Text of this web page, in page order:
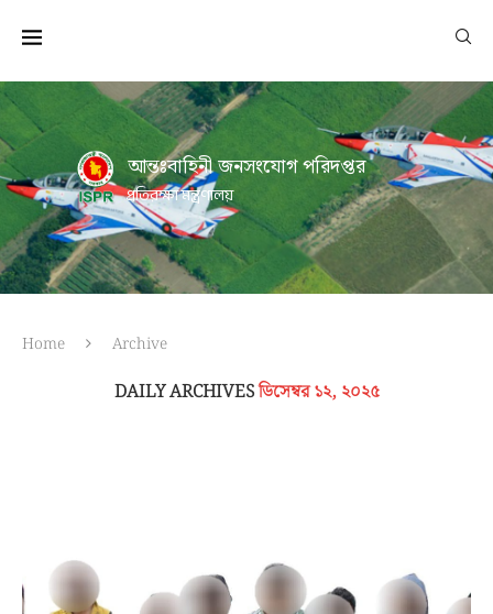
আন্তঃবাহিনী জনসংযোগ পরিদপ্তর
প্রতিরক্ষা মন্ত্রণালয়
Home Archive
DAILY ARCHIVESডিসেম্বর ১২, ২০২৫